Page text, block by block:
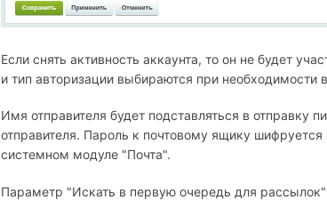
Если снять активность аккаунта, то он не будет
и тип авторизации выбираются при необходимости
Имя отправителя будет подставляться в отправку
отправителя. Пароль к почтовому ящику
системном модуле "Почта".
Параметр "Искать в первую очередь для рассылок"